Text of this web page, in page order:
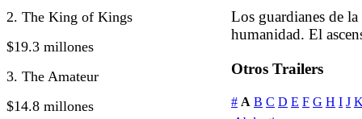
2. The King of Kings
$19.3 millones
3. The Amateur
$14.8 millones
Los guardianes de
humanidad. El
Otros Trailers
# A B C D E F G H I J